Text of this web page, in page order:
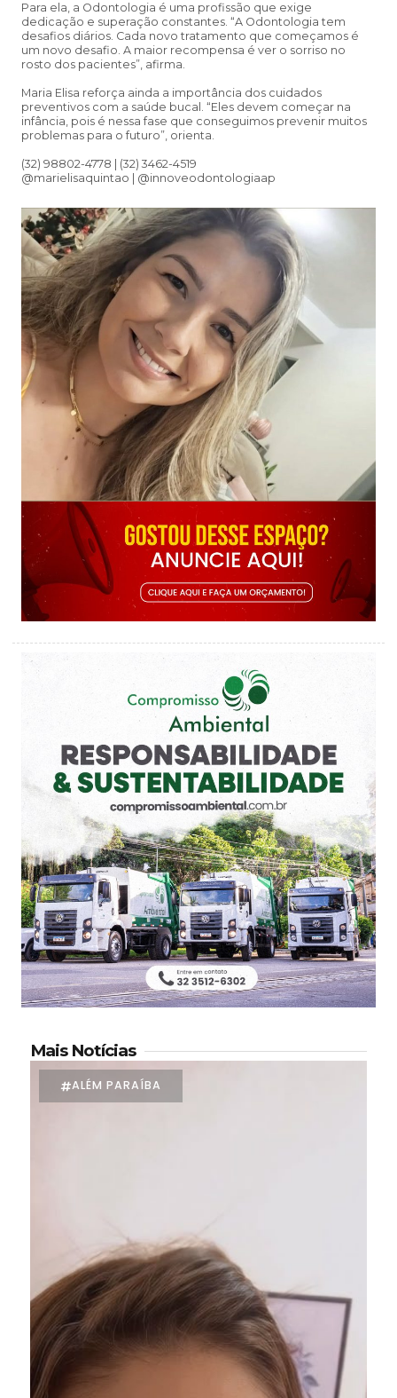
Para ela, a Odontologia é uma profissão que exige
dedicação e superação constantes. “A Odontologia tem
desafios diários. Cada novo tratamento que começamos é
um novo desafio. A maior recompensa é ver o sorriso no
rosto dos pacientes”, afirma.
Maria Elisa reforça ainda a importância dos cuidados
preventivos com a saúde bucal. “Eles devem começar na
infância, pois é nessa fase que conseguimos prevenir muitos
problemas para o futuro”, orienta.
(32) 98802-4778 | (32) 3462-4519
@marielisaquintao | @innoveodontologiaap
Mais Notícias
ALÉM PARAÍBA